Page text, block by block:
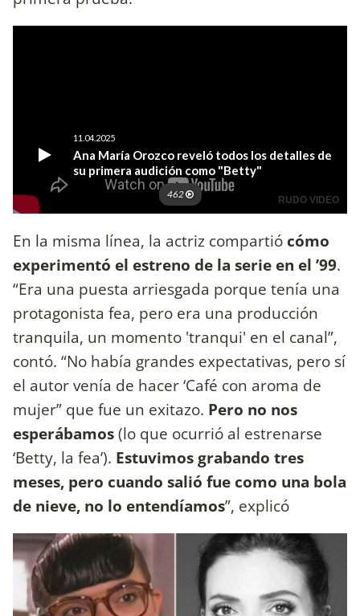
En la misma línea, la actriz compartió cómo
experimentó el estreno de la serie en el ’99.
“Era una puesta arriesgada porque tenía una
protagonista fea, pero era una producción
tranquila, un momento 'tranqui' en el canal”,
contó. “No había grandes expectativas, pero sí
el autor venía de hacer ‘Café con aroma de
mujer” que fue un exitazo. Pero no nos
esperábamos(lo que ocurrió al estrenarse
‘Betty, la fea’). Estuvimos grabando tres
meses, pero cuando salió fue como una bola
de nieve, no lo entendíamos”, explicó